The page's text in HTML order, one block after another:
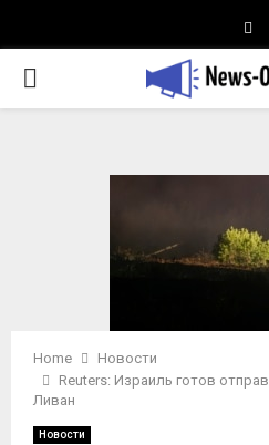
PRIMARY
Home
Новости
Reuters: Израиль готов
Ливан
Новости